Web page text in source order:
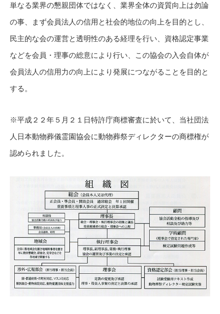
単なる業界の懇親団体ではなく、業界全体の資質向上は勿論
の事、まず会員法人の信用と社会的地位の向上を目的とし、
民主的な会の運営と透明性のある経理を行い、資格認定事業
などを会員・理事の総意により行い、この協会の入会自体が
会員法人の信用力の向上により発展につながることを目的と
する。
※平成２２年５月２１日特許庁商標審査に於いて、当社団法
人日本動物葬儀霊園協会に動物葬祭ディレクターの商標権が
認められました。